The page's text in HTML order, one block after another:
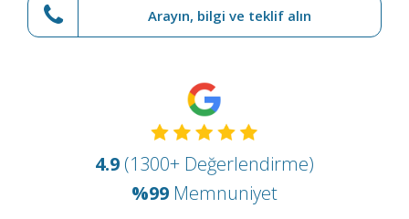
Arayın, bilgi ve teklif alın
4.9 (1300+ Değerlendirme)
%99 Memnuniyet